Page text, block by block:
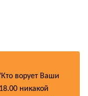
ворует Ваши
никакой